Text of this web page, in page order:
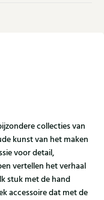
collecties van
kunst van het maken
voor detail,
vertellen het verhaal
stuk met de hand
accessoire dat met de